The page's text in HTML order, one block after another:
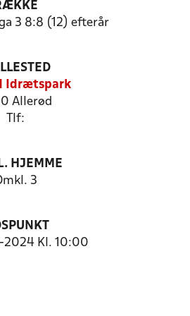
3 8:8 (12) efterår
Idrætspark
Allerød
Tlf:
HJEMME
3
Kl. 10:00